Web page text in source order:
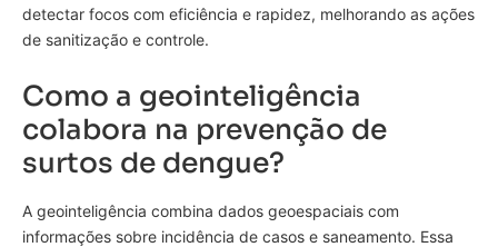
detectar focos com eficiência e rapidez, melhorando as ações
de sanitização e controle.
Como a geointeligência
colabora na prevenção de
surtos de dengue?
A geointeligência combina dados geoespaciais com
informações sobre incidência de casos e saneamento. Essa